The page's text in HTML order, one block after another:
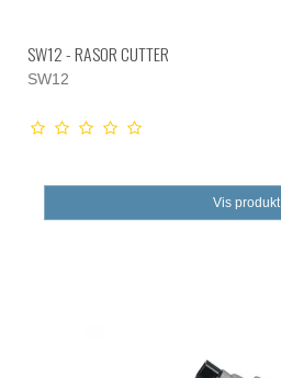
SW12 - RASOR CUTTER
SW12
Vis produkt